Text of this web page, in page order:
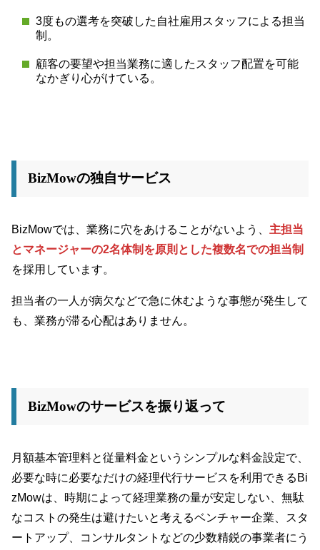
3度もの選考を突破した自社雇用スタッフによる担当
制。
顧客の要望や担当業務に適したスタッフ配置を可能
なかぎり心がけている。
BizMowの独自サービス
BizMowでは、業務に穴をあけることがないよう、 主担当
とマネージャーの2名体制を原則とした複数名での担当制
を採用しています。
担当者の一人が病欠などで急に休むような事態が発生して
も、業務が滞る心配はありません。
BizMowのサービスを振り返って
月額基本管理料と従量料金というシンプルな料金設定で、
必要な時に必要なだけの経理代行サービスを利用できるBi
zMowは、時期によって経理業務の量が安定しない、無駄
なコストの発生は避けたいと考えるベンチャー企業、スタ
ートアップ、コンサルタントなどの少数精鋭の事業者にう